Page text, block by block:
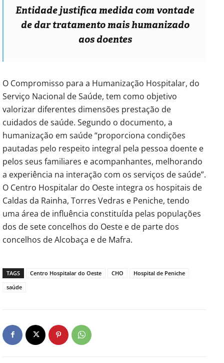
Entidade justifica medida com vontade
de dar tratamento mais humanizado
aos doentes
O Compromisso para a Humanização Hospitalar, do
Serviço Nacional de Saúde, tem como objetivo
valorizar diferentes dimensões prestação de
cuidados de saúde. Segundo o documento, a
humanização em saúde “proporciona condições
pautadas pelo respeito integral pela pessoa doente e
pelos seus familiares e acompanhantes, melhorando
a experiência na interação com os serviços de saúde”.
O Centro Hospitalar do Oeste integra os hospitais de
Caldas da Rainha, Torres Vedras e Peniche, tendo
uma área de influência constituída pelas populações
dos de sete concelhos do Oeste e de parte dos
concelhos de Alcobaça e de Mafra.
TAGS Centro Hospitalar do Oeste CHO
Hospital de Peniche
saúde